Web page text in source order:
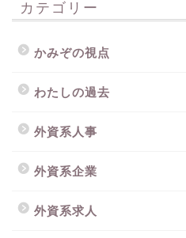
カテゴリー
かみぞの視点
わたしの過去
外資系人事
外資系企業
外資系求人